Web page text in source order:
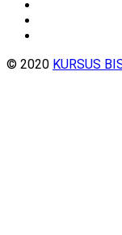
© 2020 KURSUS